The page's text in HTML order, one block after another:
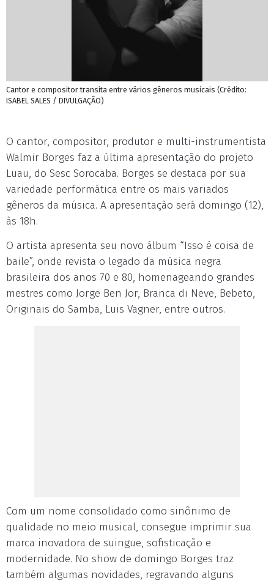
Cantor e compositor transita entre vários gêneros musicais (Crédito:
ISABEL SALES / DIVULGAÇÃO)
O cantor, compositor, produtor e multi-instrumentista
Walmir Borges faz a última apresentação do projeto
Luau, do Sesc Sorocaba. Borges se destaca por sua
variedade performática entre os mais variados
gêneros da música. A apresentação será domingo (12),
às 18h.
O artista apresenta seu novo álbum “Isso é coisa de
baile”, onde revista o legado da música negra
brasileira dos anos 70 e 80, homenageando grandes
mestres como Jorge Ben Jor, Branca di Neve, Bebeto,
Originais do Samba, Luis Vagner, entre outros.
Com um nome consolidado como sinônimo de
qualidade no meio musical, consegue imprimir sua
marca inovadora de suingue, sofisticação e
modernidade. No show de domingo Borges traz
também algumas novidades, regravando alguns